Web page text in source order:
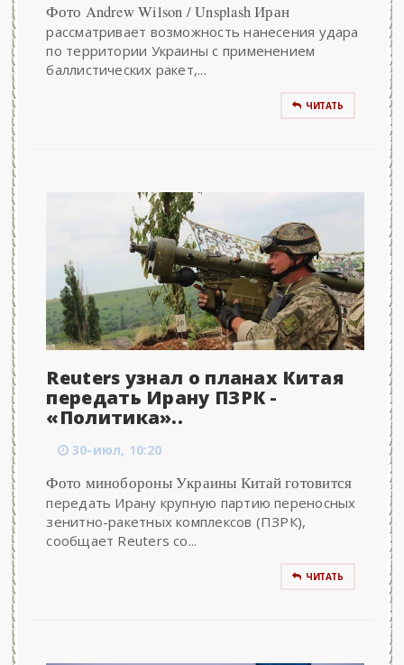
Фото Andrew Wilson / Unsplash Иран
рассматривает возможность нанесения удара
по территории Украины с применением
баллистических ракет,...
ЧИТАТЬ
Reuters узнал о планах Китая
передать Ирану ПЗРК -
«Политика»..
30-июл, 10:20
Фото минобороны Украины Китай готовится
передать Ирану крупную партию переносных
зенитно-ракетных комплексов (ПЗРК),
сообщает Reuters со...
ЧИТАТЬ